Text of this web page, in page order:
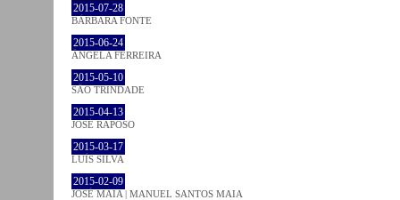
2015-07-28
BÁRBARA FONTE
2015-06-24
ÂNGELA FERREIRA
2015-05-10
SÃO TRINDADE
2015-04-13
JOSÉ RAPOSO
2015-03-17
LUÍS SILVA
2015-02-09
JOSÉ MAIA | MANUEL SANTOS MAIA